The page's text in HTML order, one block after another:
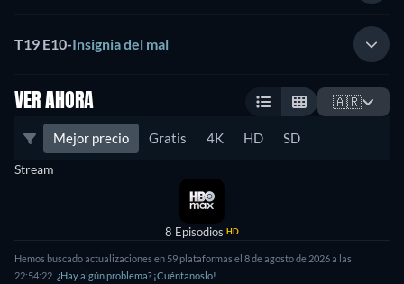
T19 E10-Insignia del mal
VER AHORA 🇦🇷
Mejor precio Gratis 4K HD SD
Stream
8 Episodios HD
Hemos buscado actualizaciones en 59 plataformas el 8 de agosto de 2026 a las
22:54:22. ¿Hay algún problema? ¡Cuéntanoslo!